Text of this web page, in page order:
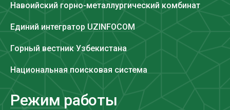
Навоийский горно-металлургический комбинат
Единий интегратор UZINFOCOM
Горный вестник Узбекистана
Национальная поисковая система
Режим работы